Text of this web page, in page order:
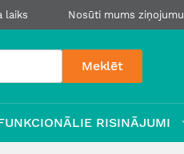
laiks Nosūti mums ziņojumu
Meklēt
RISINĀJUMI